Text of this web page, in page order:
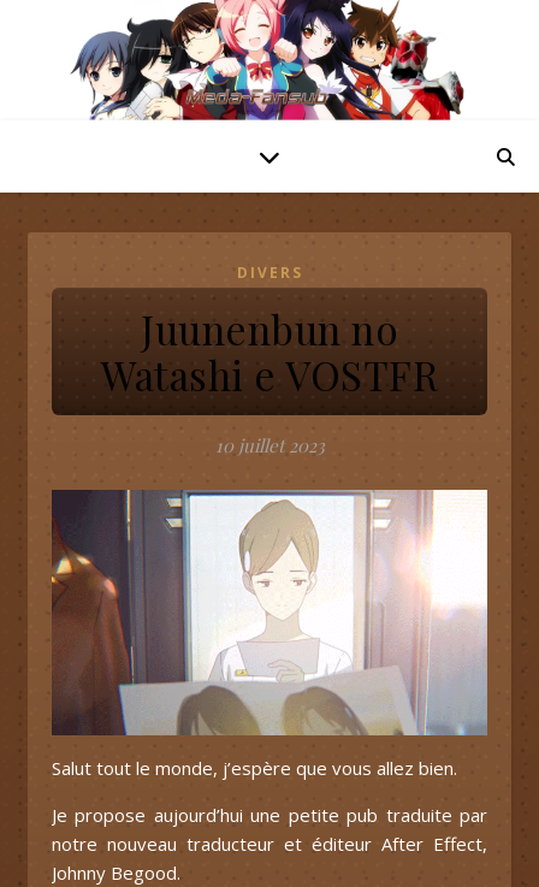
DIVERS
Juunenbun no
Watashi e VOSTFR
10 juillet 2023
Salut tout le monde, j’espère que vous allez bien.
Je propose aujourd’hui une petite pub traduite par
notre nouveau traducteur et éditeur After Effect,
Johnny Begood.